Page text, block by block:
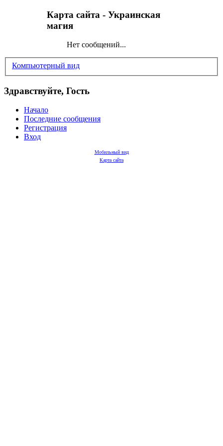
Карта сайта - Украинская
магия
Нет сообщений...
Компьютерный вид
Здравствуйте, Гость
Начало
Последние сообщения
Регистрация
Вход
Мобильный вид
Карта сайта